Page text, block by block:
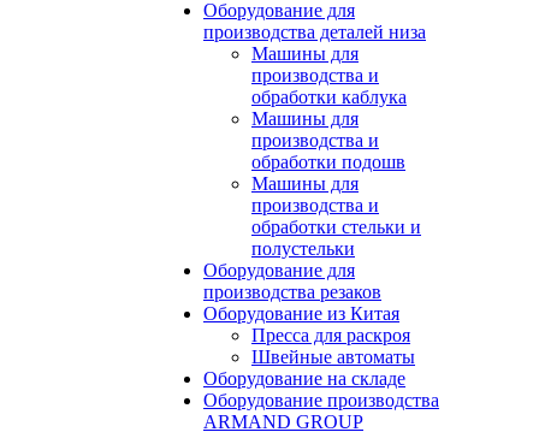
Оборудование для
производства деталей низа
Машины для
производства и
обработки каблука
Машины для
производства и
обработки подошв
Машины для
производства и
обработки стельки и
полустельки
Оборудование для
производства резаков
Оборудование из Китая
Пресса для раскроя
Швейные автоматы
Оборудование на складе
Оборудование производства
ARMAND GROUP